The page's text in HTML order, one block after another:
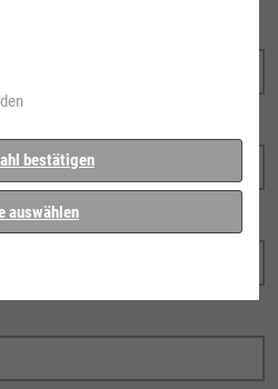
bestätigen
auswählen